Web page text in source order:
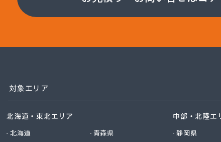
対象エリア
北海道・東北エリア
北海道
青森県
中部・北陸エ
静岡県